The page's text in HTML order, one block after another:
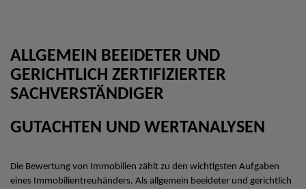
ALLGEMEIN BEEIDETER UND
GERICHTLICH ZERTIFIZIERTER
SACHVERSTÄNDIGER
GUTACHTEN UND WERTANALYSEN
Die Bewertung von Immobilien zählt zu den wichtigsten Aufgaben
eines Immobilientreuhänders. Als allgemein beeideter und gerichtlich